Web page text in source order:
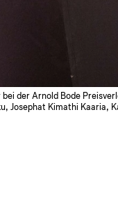
der Arnold Bode
Josephat Kimathi Kaaria,